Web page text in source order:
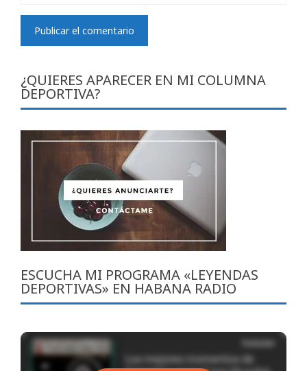
¿QUIERES APARECER EN MI COLUMNA
DEPORTIVA?
ESCUCHA MI PROGRAMA «LEYENDAS
DEPORTIVAS» EN HABANA RADIO